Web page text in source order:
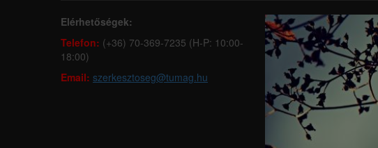
Elérhetőségek:
Telefon: (+36) 70-369-7235 (H-P: 10:00-
18:00)
Email: szerkesztoseg@tumag.hu